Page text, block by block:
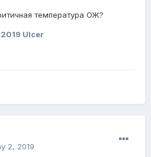
температура ОЖ?
Ulcer
2, 2019